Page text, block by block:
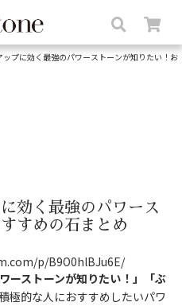
ップに効く最強のパワーストーンが知りたい！お
効く最強のパワース
すめの石まとめ
p/B9O0hlBJu6E/
ーストーンが知りたい！」「ぶ
極的な人におすすめしたいパワ